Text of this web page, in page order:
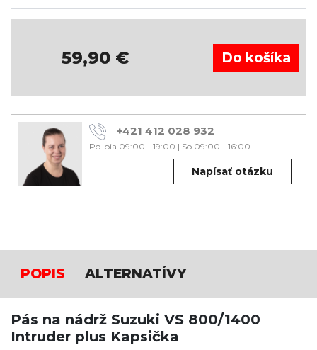
59,90€
+421 412 028 932
Po-pia 09:00 - 19:00 | So 09:00 - 16:00
Napísať otázku
POPIS ALTERNATÍVY
Pás na nádrž Suzuki VS 800/1400
Intruder plus Kapsička